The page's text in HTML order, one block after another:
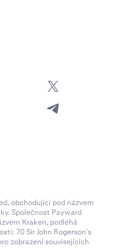
obchodující pod názvem
Společnost Payward
Kraken, podléhá
70 Sir John Rogerson’s
zobrazení souvisejících